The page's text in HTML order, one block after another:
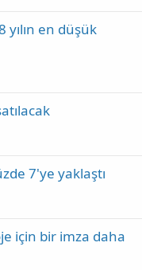
yılın en düşük
7'ye yaklaştı
için bir imza daha